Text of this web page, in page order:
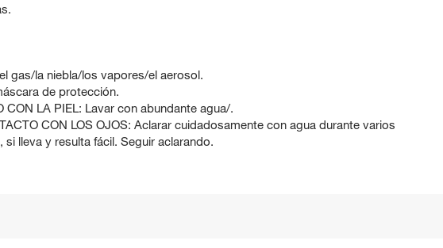
gas/la niebla/los vapores/el aerosol.
de protección.
CON LA PIEL: Lavar con abundante agua/.
CON LOS OJOS: Aclarar cuidadosamente con agua durante varios
lleva y resulta fácil. Seguir aclarando.